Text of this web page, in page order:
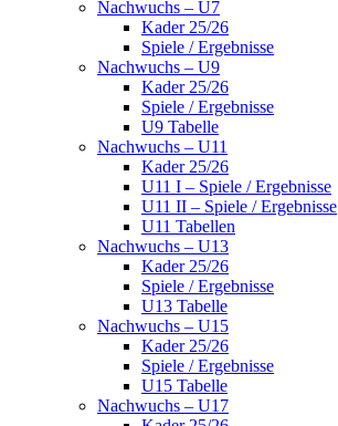
Nachwuchs – U7
Kader 25/26
Spiele / Ergebnisse
Nachwuchs – U9
Kader 25/26
Spiele / Ergebnisse
U9 Tabelle
Nachwuchs – U11
Kader 25/26
U11 I – Spiele / Ergebnisse
U11 II – Spiele / Ergebnisse
U11 Tabellen
Nachwuchs – U13
Kader 25/26
Spiele / Ergebnisse
U13 Tabelle
Nachwuchs – U15
Kader 25/26
Spiele / Ergebnisse
U15 Tabelle
Nachwuchs – U17